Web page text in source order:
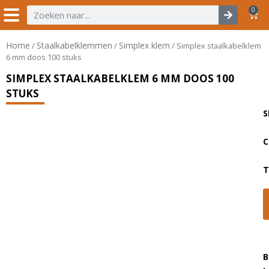
0
Home / Staalkabelklemmen / Simplex klem / Simplex staalkabelklem
6 mm doos 100 stuks
SIMPLEX STAALKABELKLEM 6 MM DOOS 100
STUKS